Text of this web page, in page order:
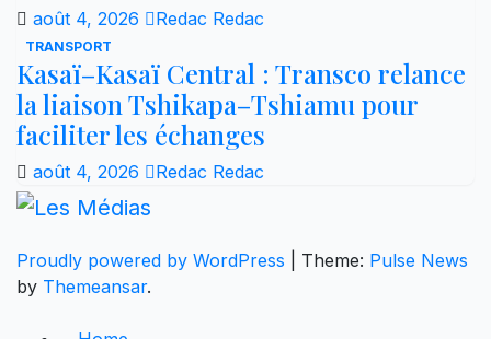
août 4, 2026 Redac Redac
TRANSPORT
Kasaï–Kasaï Central : Transco relance
la liaison Tshikapa–Tshiamu pour
faciliter les échanges
août 4, 2026 Redac Redac
Proudly powered by WordPress Theme: Pulse News
by Themeansar.